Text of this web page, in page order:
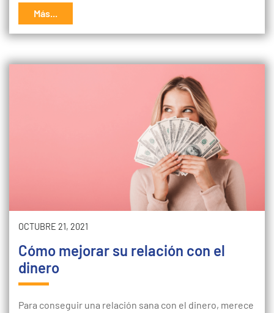
Más...
OCTUBRE 21, 2021
Cómo mejorar su relación con el
dinero
Para conseguir una relación sana con el dinero, merece